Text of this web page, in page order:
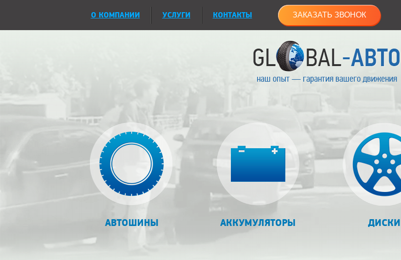
О КОМПАНИИ УСЛУГИ КОНТАКТЫ ЗАКАЗАТЬ ЗВОНОК
наш опыт — гарантия вашего движения
АВТОШИНЫ АККУМУЛЯТОРЫ ДИСКИ